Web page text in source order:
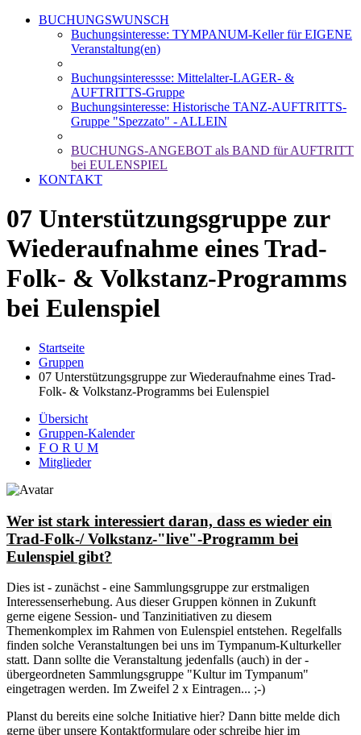
BUCHUNGSWUNSCH
Buchungsinteresse: TYMPANUM-Keller für EIGENE
Veranstaltung(en)
Buchungsinteressse: Mittelalter-LAGER- &
AUFTRITTS-Gruppe
Buchungsinteresse: Historische TANZ-AUFTRITTS-
Gruppe "Spezzato" - ALLEIN
BUCHUNGS-ANGEBOT als BAND für AUFTRITT
bei EULENSPIEL
KONTAKT
07 Unterstützungsgruppe zur
Wiederaufnahme eines Trad-
Folk- & Volkstanz-Programms
bei Eulenspiel
Startseite
Gruppen
07 Unterstützungsgruppe zur Wiederaufnahme eines Trad-
Folk- & Volkstanz-Programms bei Eulenspiel
Übersicht
Gruppen-Kalender
F O R U M
Mitglieder
Wer ist stark interessiert daran, dass es wieder ein
Trad-Folk-/ Volkstanz-"live"-Programm bei
Eulenspiel gibt?
Dies ist - zunächst - eine Sammlungsgruppe zur erstmaligen
Interessenserhebung. Aus dieser Gruppen können in Zukunft
gerne eigene Session- und Tanzinitiativen zu diesem
Themenkomplex im Rahmen von Eulenspiel entstehen. Regelfalls
finden solche Veranstaltungen bei uns im Tympanum-Kulturkeller
statt. Dann sollte die Veranstaltung jedenfalls (auch) in der -
übergeordneten Sammlungsgruppe "Kultur im Tympanum"
eingetragen werden. Im Zweifel 2 x Eintragen... ;-)
Planst du bereits eine solche Initiative hier? Dann bitte melde dich
gerne über unsere Kontaktformulare oder schreibe hier im